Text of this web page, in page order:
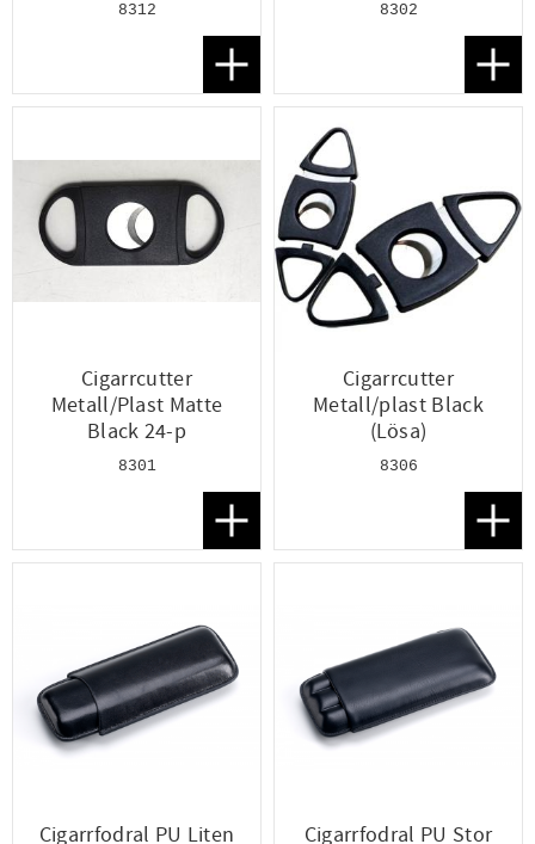
8312
Lägg till i favoriter
8302
Cigarrcutter
Metall/Plast Matte
Black 24-p
8301
Lägg till i favoriter
Cigarrcutter
Metall/plast Black
(Lösa)
8306
Cigarrfodral PU Liten
Cigarrfodral PU Stor